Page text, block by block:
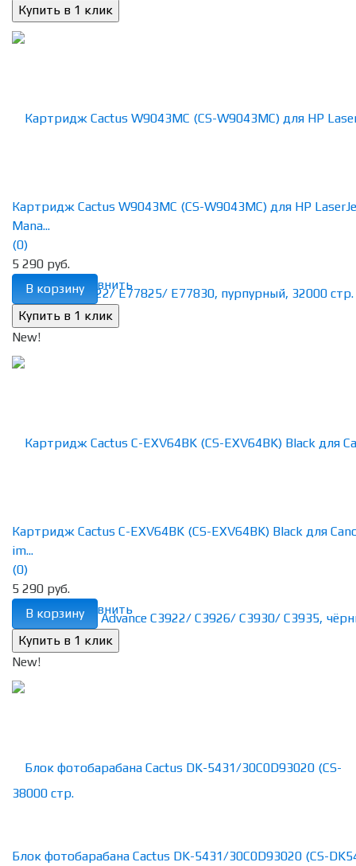
избранное сравнить
Картридж Cactus W9043MC (CS-W9043MC) для HP
Mana...
(0)
5 290 руб.
В корзину
New!
избранное сравнить
Картридж Cactus C-EXV64BK (CS-EXV64BK) Black для
im...
(0)
5 290 руб.
В корзину
New!
Блок фотобарабана Cactus DK-5431/30C0D93020 (CS-